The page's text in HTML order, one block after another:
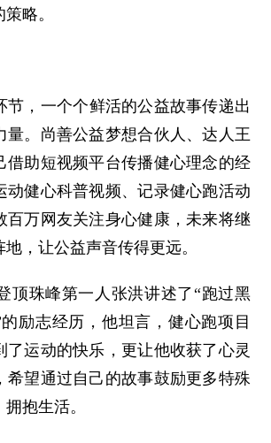
略。
，一个个鲜活的公益故事传递出
量。尚善公益梦想合伙人、达人王
借助短视频平台传播健心理念的经
动健心科普视频、记录健心跑活动
百万网友关注身心健康，未来将继
，让公益声音传得更远。
珠峰第一人张洪讲述了“跑过黑
励志经历，他坦言，健心跑项目
了运动的快乐，更让他收获了心灵
希望通过自己的故事鼓励更多特殊
抱生活。